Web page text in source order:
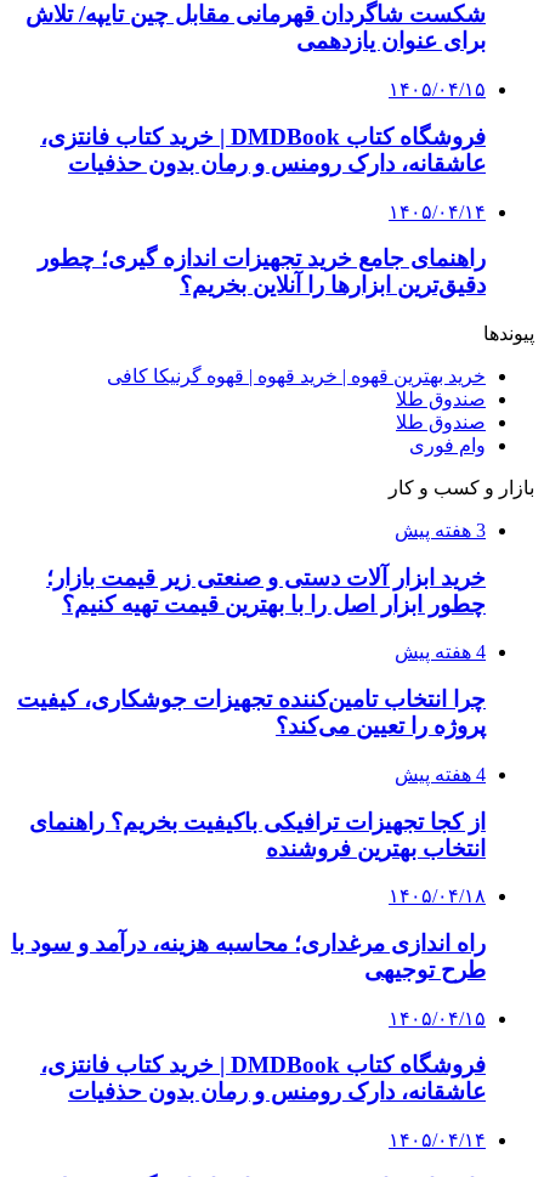
شکست شاگردان قهرمانی مقابل چین تایپه/ تلاش
برای عنوان یازدهمی
۱۴۰۵/۰۴/۱۵
فروشگاه کتاب DMDBook | خرید کتاب فانتزی،
عاشقانه، دارک رومنس و رمان بدون حذفیات
۱۴۰۵/۰۴/۱۴
راهنمای جامع خرید تجهیزات اندازه گیری؛ چطور
دقیق‌ترین ابزارها را آنلاین بخریم؟
پیوندها
خرید بهترین قهوه | خرید قهوه | قهوه گرنیکا کافی
صندوق طلا
صندوق طلا
وام فوری
بازار و کسب و کار
3 هفته پیش
خرید ابزار آلات دستی و صنعتی زیر قیمت بازار؛
چطور ابزار اصل را با بهترین قیمت تهیه کنیم؟
4 هفته پیش
چرا انتخاب تامین‌کننده تجهیزات جوشکاری، کیفیت
پروژه را تعیین می‌کند؟
4 هفته پیش
از کجا تجهیزات ترافیکی باکیفیت بخریم؟ راهنمای
انتخاب بهترین فروشنده
۱۴۰۵/۰۴/۱۸
راه اندازی مرغداری؛ محاسبه هزینه، درآمد و سود با
طرح توجیهی
۱۴۰۵/۰۴/۱۵
فروشگاه کتاب DMDBook | خرید کتاب فانتزی،
عاشقانه، دارک رومنس و رمان بدون حذفیات
۱۴۰۵/۰۴/۱۴